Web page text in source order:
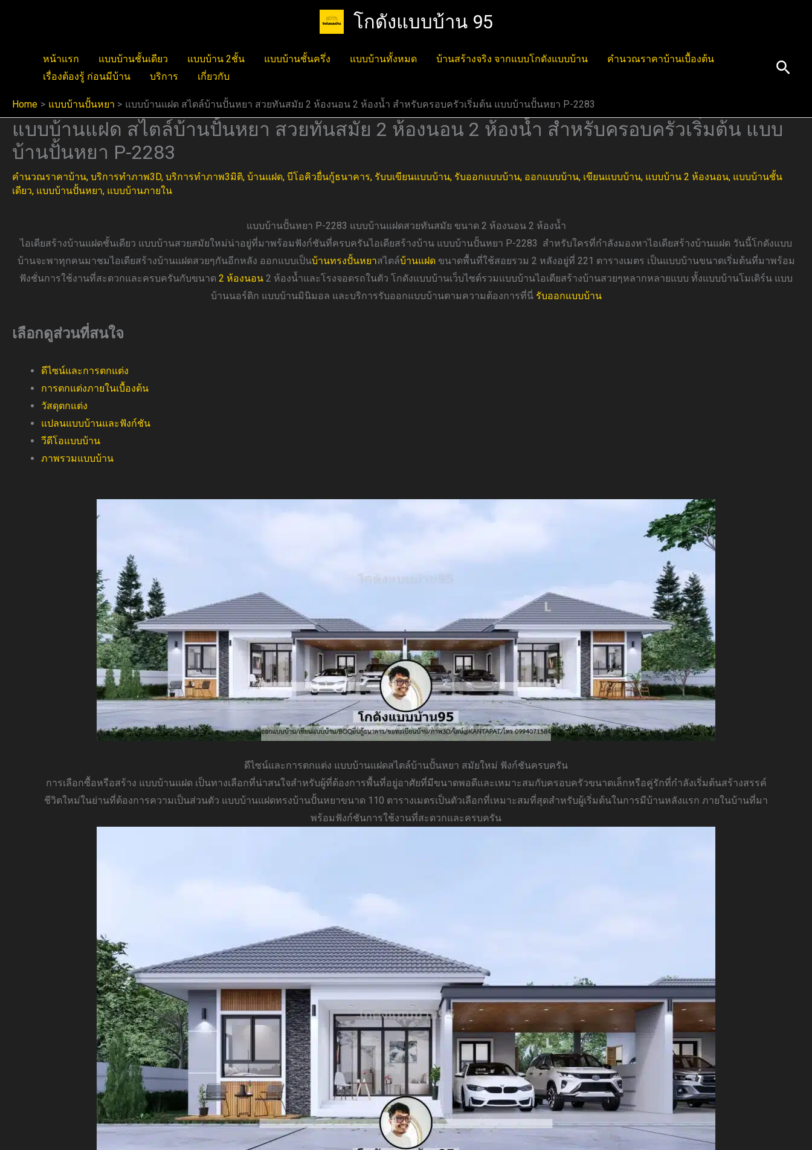
โกดังแบบบ้าน 95
หน้าแรก แบบบ้านชั้นเดียว แบบบ้าน 2ชั้น แบบบ้านชั้นครึ่ง แบบบ้านทั้งหมด บ้านสร้างจริง จากแบบโกดังแบบบ้าน
คำนวณราคาบ้านเบื้องต้น
เรื่องต้องรู้ ก่อนมีบ้าน
บริการ เกี่ยวกับ
Home แบบบ้านปั้นหยา แบบบ้านแฝด สไตล์บ้านปั้นหยา สวยทันสมัย 2 ห้องนอน 2 ห้องน้ำ สำหรับครอบครัวเริ่มต้น แบบบ้านปั้นหยา P-2283
แบบบ้านแฝด สไตล์บ้านปั้นหยา สวยทันสมัย 2 ห้องนอน 2 ห้องน้ำ สำหรับครอบครัวเริ่มต้น แบบ
บ้านปั้นหยา P-2283
คำนวณราคาบ้าน, บริการทำภาพ3D, บริการทำภาพ3มิติ, บ้านแฝด, บีโอคิวยื่นกู้ธนาคาร, รับบเขียนแบบบ้าน, รับออกแบบบ้าน, ออกแบบบ้าน, เขียนแบบบ้าน, แบบบ้าน 2 ห้องนอน, แบบบ้านชั้น
เดียว, แบบบ้านปั้นหยา, แบบบ้านภายใน
แบบบ้านปั้นหยา P-2283 แบบบ้านแฝดสวยทันสมัย ขนาด 2 ห้องนอน 2 ห้องน้ำ
ไอเดียสร้างบ้านแฝดชั้นเดียว แบบบ้านสวยสมัยใหม่น่าอยู่ที่มาพร้อมฟังก์ชันที่ครบครันไอเดียสร้างบ้าน แบบบ้านปั้นหยา P-2283 สำหรับใครที่กำลังมองหาไอเดียสร้างบ้านแฝด วันนี้โกดังแบบ
บ้านจะพาทุกคนมาชมไอเดียสร้างบ้านแฝดสวยๆกันอีกหลัง ออกแบบเป็นบ้านทรงปั้นหยาสไตล์บ้านแฝดขนาดพื้นที่ใช้สอยรวม 2 หลังอยู่ที่ 221 ตารางเมตร เป็นแบบบ้านขนาดเริ่มต้นที่มาพร้อม
ฟังชั่นการใช้งานที่สะดวกและครบครันกับขนาด 2 ห้องนอน 2 ห้องน้ำและโรงจอดรถในตัว โกดังแบบบ้านเว็บไซต์รวมแบบบ้านไอเดียสร้างบ้านสวยๆหลากหลายแบบ ทั้งแบบบ้านโมเดิร์น แบบ
บ้านนอร์ดิก แบบบ้านมินิมอล และบริการรับออกแบบบ้านตามความต้องการที่นี่ รับออกแบบบ้าน
เลือกดูส่วนที่สนใจ
ดีไซน์และการตกแต่ง
การตกแต่งภายในเบื้องต้น
วัสดุตกแต่ง
แปลนแบบบ้านและฟังก์ชัน
วีดีโอแบบบ้าน
ภาพรวมแบบบ้าน
ดีไซน์และการตกแต่ง แบบบ้านแฝดสไตล์บ้านปั้นหยา สมัยใหม่ ฟังก์ชันครบครัน
การเลือกซื้อหรือสร้าง แบบบ้านแฝด เป็นทางเลือกที่น่าสนใจสำหรับผู้ที่ต้องการพื้นที่อยู่อาศัยที่มีขนาดพอดีและเหมาะสมกับครอบครัวขนาดเล็กหรือคู่รักที่กำลังเริ่มต้นสร้างสรรค์
ชีวิตใหม่ในย่านที่ต้องการความเป็นส่วนตัว แบบบ้านแฝดทรงบ้านปั้นหยาขนาด 110 ตารางเมตรเป็นตัวเลือกที่เหมาะสมที่สุดสำหรับผู้เริ่มต้นในการมีบ้านหลังแรก ภายในบ้านที่มา
พร้อมฟังก์ชันการใช้งานที่สะดวกและครบครัน